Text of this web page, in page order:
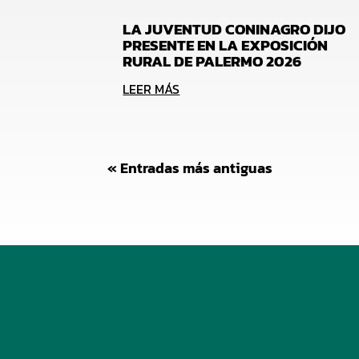
LA JUVENTUD CONINAGRO DIJO
PRESENTE EN LA EXPOSICIÓN
RURAL DE PALERMO 2026
LEER MÁS
« Entradas más antiguas